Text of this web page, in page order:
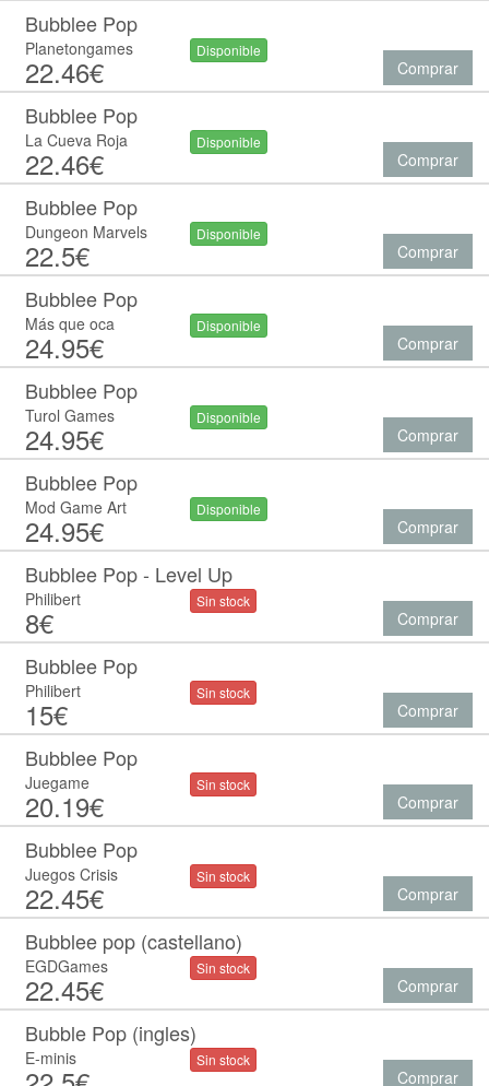
Bubblee Pop
Planetongames
22.46€
Disponible
Comprar
Bubblee Pop
La Cueva Roja
22.46€
Disponible
Comprar
Bubblee Pop
Dungeon Marvels
22.5€
Disponible
Comprar
Bubblee Pop
Más que oca
24.95€
Disponible
Comprar
Bubblee Pop
Turol Games
24.95€
Disponible
Comprar
Bubblee Pop
Mod Game Art
24.95€
Disponible
Comprar
Bubblee Pop - Level Up
Philibert
8€
Sin stock
Comprar
Bubblee Pop
Philibert
15€
Sin stock
Comprar
Bubblee Pop
Juegame
20.19€
Sin stock
Comprar
Bubblee Pop
Juegos Crisis
22.45€
Sin stock
Comprar
Bubblee pop (castellano)
EGDGames
22.45€
Sin stock
Comprar
Bubble Pop (ingles)
E-minis Sin stock
Comprar